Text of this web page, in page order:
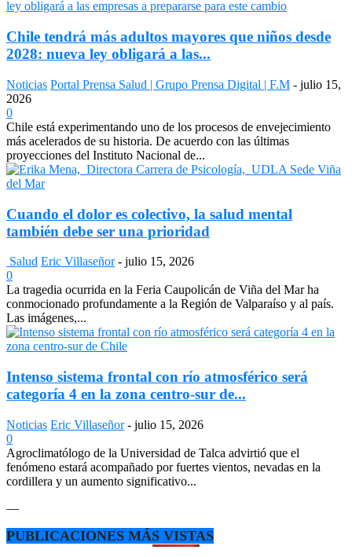
Chile tendrá más adultos mayores que niños desde
2028: nueva ley obligará a las...
Noticias Portal Prensa Salud | Grupo Prensa Digital | F.M - julio 15,
2026
0
Chile está experimentando uno de los procesos de envejecimiento
más acelerados de su historia. De acuerdo con las últimas
proyecciones del Instituto Nacional de...
Cuando el dolor es colectivo, la salud mental
también debe ser una prioridad
Salud Eric Villaseñor - julio 15, 2026
0
La tragedia ocurrida en la Feria Caupolicán de Viña del Mar ha
conmocionado profundamente a la Región de Valparaíso y al país.
Las imágenes,...
Intenso sistema frontal con río atmosférico será
categoría 4 en la zona centro-sur de...
Noticias Eric Villaseñor - julio 15, 2026
0
Agroclimatólogo de la Universidad de Talca advirtió que el
fenómeno estará acompañado por fuertes vientos, nevadas en la
cordillera y un aumento significativo...
—
PUBLICACIONES MÁS VISTAS